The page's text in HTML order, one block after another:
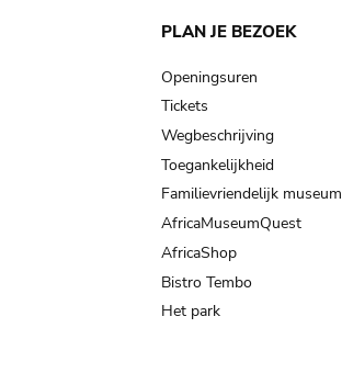
Main
navigation
PLAN JE BEZOEK
Openingsuren
Tickets
Wegbeschrijving
Toegankelijkheid
Familievriendelijk museum
AfricaMuseumQuest
AfricaShop
Bistro Tembo
Het park